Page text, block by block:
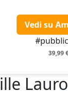
Vedi su
39,99